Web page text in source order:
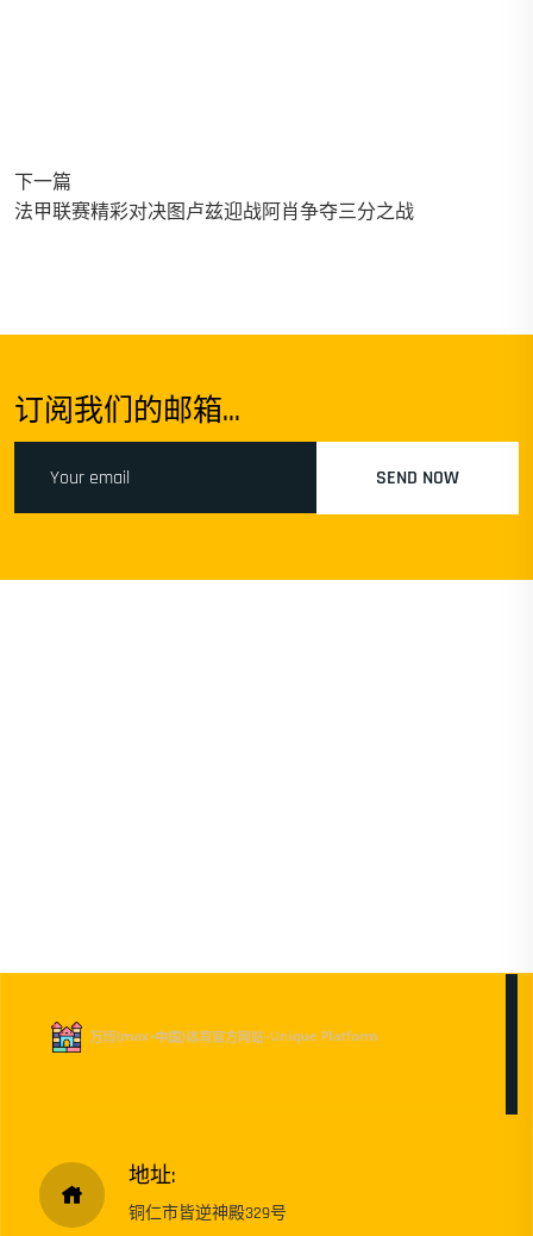
下一篇
法甲联赛精彩对决图卢兹迎战阿肖争夺三分之战
订阅我们的邮箱...
SEND NOW
地址:
铜仁市皆逆神殿329号